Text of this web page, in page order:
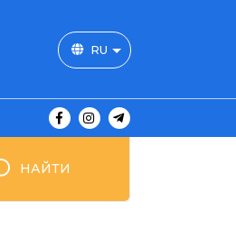
RU
НАЙТИ